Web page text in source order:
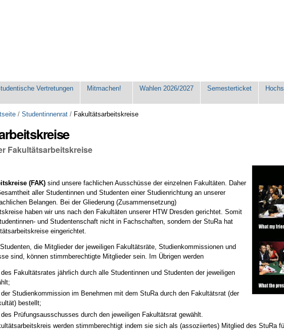
Vertretungen Mitmachen! Wahlen 2026/2027 Semesterticket
/Studentinnenrat / Fakultätsarbeitskreise
Fakultätsarbeitskreise
(FAK) sind unsere fachlichen Ausschüsse der einzelnen Fakultäten. Daher
aller Studentinnen und Studenten einer Studienrichtung an unserer
Belangen. Bei der Gliederung (Zusammensetzung)
haben wir uns nach den Fakultäten unserer HTW Dresden gerichtet. Somit
und Studentenschaft nicht in Fachschaften, sondern der StuRa hat
eingerichtet.
die Mitglieder der jeweiligen Fakultätsräte, Studienkommissionen und
sind, können stimmberechtigte Mitglieder sein. Im Übrigen werden
Fakultätsrates jährlich durch alle Studentinnen und Studenten der jeweiligen
Studienkommission im Benehmen mit dem StuRa durch den Fakultätsrat (der
bestellt;
Prüfungsausschusses durch den jeweiligen Fakultätsrat gewählt.
werden stimmberechtigt indem sie sich als (assoziiertes) Mitglied des StuRa